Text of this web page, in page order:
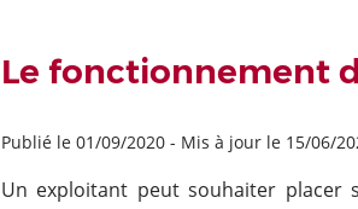
Le fonctionnement
Publié le 01/09/2020- Mis à jour le 15/06/
Un exploitant peut souhaiter placer